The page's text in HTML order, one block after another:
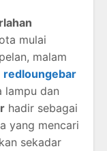
mulai
malam
redloungebar
lampu dan
hadir sebagai
yang mencari
sekadar